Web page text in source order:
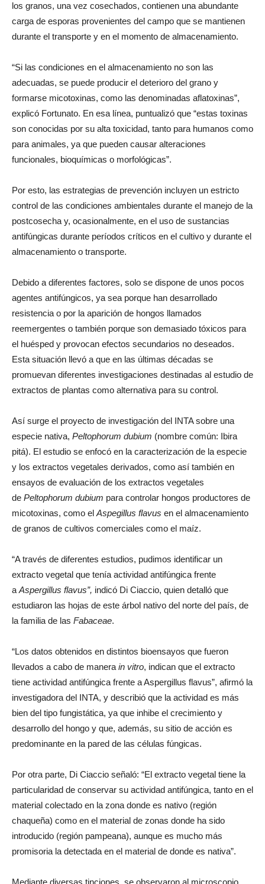
Fortunato, directora del Instituto Darwinion, quien señaló que
los granos, una vez cosechados, contienen una abundante
carga de esporas provenientes del campo que se mantienen
“Si las condiciones en el almacenamiento no son las
adecuadas, se puede producir el deterioro del grano y
formarse micotoxinas, como las denominadas aflatoxinas”,
explicó Fortunato. En esa línea, puntualizó que “estas toxinas
son conocidas por su alta toxicidad, tanto para humanos como
para animales, ya que pueden causar alteraciones
Por esto, las estrategias de prevención incluyen un estricto
control de las condiciones ambientales durante el manejo de la
postcosecha y, ocasionalmente, en el uso de sustancias
antifúngicas durante períodos críticos en el cultivo y durante el
Debido a diferentes factores, solo se dispone de unos pocos
agentes antifúngicos, ya sea porque han desarrollado
resistencia o por la aparición de hongos llamados
reemergentes o también porque son demasiado tóxicos para
el huésped y provocan efectos secundarios no deseados.
Esta situación llevó a que en las últimas décadas se
promuevan diferentes investigaciones destinadas al estudio de
Así surge el proyecto de investigación del INTA sobre una
especie nativa, Peltophorum dubium(nombre común: Ibira
pitá). El estudio se enfocó en la caracterización de la especie
y los extractos vegetales derivados, como así también en
ensayos de evaluación de los extractos vegetales
dePeltophorum dubiumpara controlar hongos productores de
micotoxinas, como el Aspegillus flavusen el almacenamiento
“A través de diferentes estudios, pudimos identificar un
extracto vegetal que tenía actividad antifúngica frente
aAspergillus flavus”,indicó Di Ciaccio, quien detalló que
estudiaron las hojas de este árbol nativo del norte del país, de
“Los datos obtenidos en distintos bioensayos que fueron
llevados a cabo de manerain vitro, indican que el extracto
tiene actividad antifúngica frente a Aspergillus flavus”, afirmó la
investigadora del INTA, y describió que la actividad es más
bien del tipo fungistática, ya que inhibe el crecimiento y
desarrollo del hongo y que, además, su sitio de acción es
Por otra parte, Di Ciaccio señaló: “El extracto vegetal tiene la
particularidad de conservar su actividad antifúngica, tanto en el
material colectado en la zona donde es nativo (región
chaqueña) como en el material de zonas donde ha sido
introducido (región pampeana), aunque es mucho más